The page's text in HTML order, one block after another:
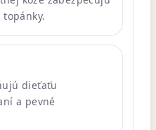
dieťaťu
a pevné